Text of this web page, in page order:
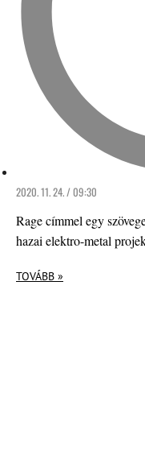
2020. 11. 24. / 09:30
Rage címmel egy
hazai elektro-metal
TOVÁBB »